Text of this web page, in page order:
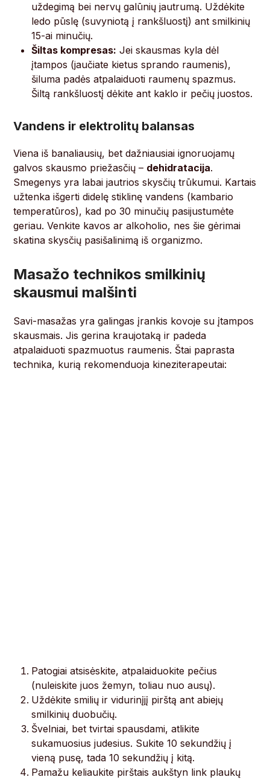
uždegimą bei nervų galūnių jautrumą. Uždėkite
ledo pūslę (suvyniotą į rankšluostį) ant smilkinių
15-ai minučių.
Šiltas kompresas: Jei skausmas kyla dėl
įtampos (jaučiate kietus sprando raumenis),
šiluma padės atpalaiduoti raumenų spazmus.
Šiltą rankšluostį dėkite ant kaklo ir pečių juostos.
Vandens ir elektrolitų balansas
Viena iš banaliausių, bet dažniausiai ignoruojamų
galvos skausmo priežasčių – dehidratacija.
Smegenys yra labai jautrios skysčių trūkumui. Kartais
užtenka išgerti didelę stiklinę vandens (kambario
temperatūros), kad po 30 minučių pasijustumėte
geriau. Venkite kavos ar alkoholio, nes šie gėrimai
skatina skysčių pasišalinimą iš organizmo.
Masažo technikos smilkinių
skausmui malšinti
Savi-masažas yra galingas įrankis kovoje su įtampos
skausmais. Jis gerina kraujotaką ir padeda
atpalaiduoti spazmuotus raumenis. Štai paprasta
technika, kurią rekomenduoja kineziterapeutai:
Patogiai atsisėskite, atpalaiduokite pečius
(nuleiskite juos žemyn, toliau nuo ausų).
Uždėkite smilių ir vidurinįjį pirštą ant abiejų
smilkinių duobučių.
Švelniai, bet tvirtai spausdami, atlikite
sukamuosius judesius. Sukite 10 sekundžių į
vieną pusę, tada 10 sekundžių į kitą.
Pamažu keliaukite pirštais aukštyn link plaukų